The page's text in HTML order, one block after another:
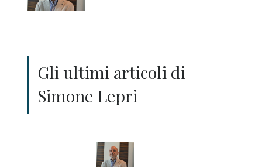
Gli ultimi articoli di
Simone Lepri